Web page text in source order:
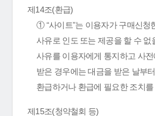
제14조(환급)
① “사이트”는 이용자가 구매신청
사유로 인도 또는 제공을 할 수 없
사유를 이용자에게 통지하고 사
받은 경우에는 대금을 받은 날부
환급하거나 환급에 필요한 조치를
제15조(청약철회 등)